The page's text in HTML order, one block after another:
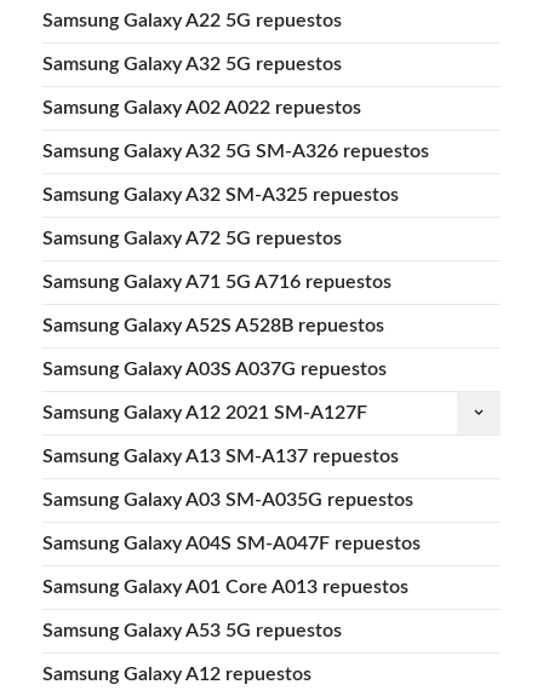
Samsung Galaxy A22 5G repuestos
Samsung Galaxy A32 5G repuestos
Samsung Galaxy A02 A022 repuestos
Samsung Galaxy A32 5G SM-A326 repuestos
Samsung Galaxy A32 SM-A325 repuestos
Samsung Galaxy A72 5G repuestos
Samsung Galaxy A71 5G A716 repuestos
Samsung Galaxy A52S A528B repuestos
Samsung Galaxy A03S A037G repuestos
Samsung Galaxy A12 2021 SM-A127F keyboard_arrow_down
Samsung Galaxy A13 SM-A137 repuestos
Samsung Galaxy A03 SM-A035G repuestos
Samsung Galaxy A04S SM-A047F repuestos
Samsung Galaxy A01 Core A013 repuestos
Samsung Galaxy A53 5G repuestos
Samsung Galaxy A12 repuestos